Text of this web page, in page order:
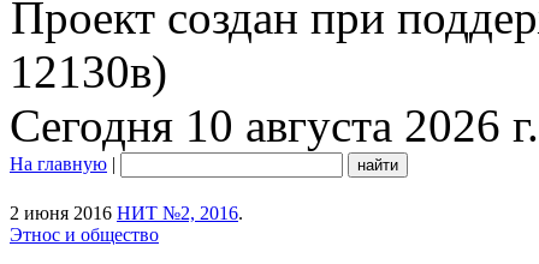
Проект создан при
12130в)
Сегодня 10 августа 2026 г.
На главную |
2 июня 2016 НИТ №2, 2016.
Этнос и общество